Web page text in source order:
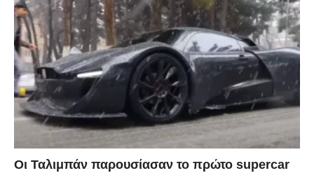
Οι Ταλιμπάν παρουσίασαν το πρώτο supercar